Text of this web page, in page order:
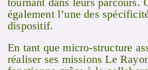
également l’une des
dispositif.
En tant que micro-structure
réaliser ses missions Le